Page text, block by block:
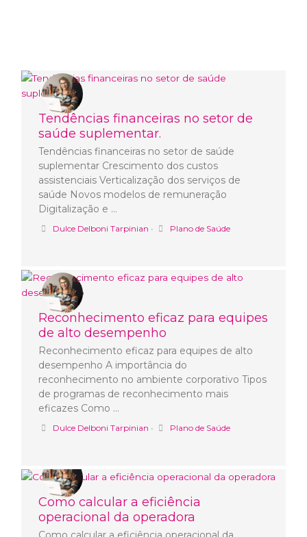
Tendências financeiras no setor de
saúde suplementar.
Tendências financeiras no setor de saúde
suplementar Crescimento dos custos
assistenciais Verticalização dos serviços de
saúde Novos modelos de remuneração
Digitalização e …
Dulce Delboni Tarpinian • Plano de Saúde
Reconhecimento eficaz para equipes
de alto desempenho
Reconhecimento eficaz para equipes de alto
desempenho A importância do
reconhecimento no ambiente corporativo Tipos
de programas de reconhecimento mais
eficazes Como …
Dulce Delboni Tarpinian • Plano de Saúde
Como calcular a eficiência
operacional da operadora